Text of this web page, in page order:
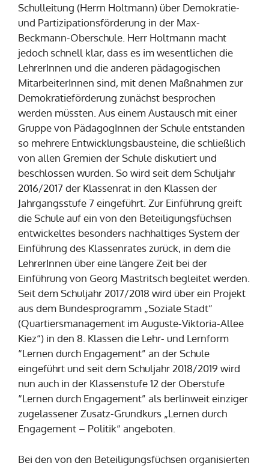
Schulleitung (Herrn Holtmann) über Demokratie-
und Partizipationsförderung in der Max-
Beckmann-Oberschule. Herr Holtmann macht
jedoch schnell klar, dass es im wesentlichen die
LehrerInnen und die anderen pädagogischen
MitarbeiterInnen sind, mit denen Maßnahmen zur
Demokratieförderung zunächst besprochen
werden müssten. Aus einem Austausch mit einer
Gruppe von PädagogInnen der Schule entstanden
so mehrere Entwicklungsbausteine, die schließlich
von allen Gremien der Schule diskutiert und
beschlossen wurden. So wird seit dem Schuljahr
2016/2017 der Klassenrat in den Klassen der
Jahrgangsstufe 7 eingeführt. Zur Einführung greift
die Schule auf ein von den Beteiligungsfüchsen
entwickeltes besonders nachhaltiges System der
Einführung des Klassenrates zurück, in dem die
LehrerInnen über eine längere Zeit bei der
Einführung von Georg Mastritsch begleitet werden.
Seit dem Schuljahr 2017/2018 wird über ein Projekt
aus dem Bundesprogramm „Soziale Stadt“
(Quartiersmanagement im Auguste-Viktoria-Allee
Kiez“) in den 8. Klassen die Lehr- und Lernform
“Lernen durch Engagement” an der Schule
eingeführt und seit dem Schuljahr 2018/2019 wird
nun auch in der Klassenstufe 12 der Oberstufe
“Lernen durch Engagement” als berlinweit einziger
zugelassener Zusatz-Grundkurs „Lernen durch
Engagement – Politik“ angeboten.
Bei den von den Beteiligungsfüchsen organisierten